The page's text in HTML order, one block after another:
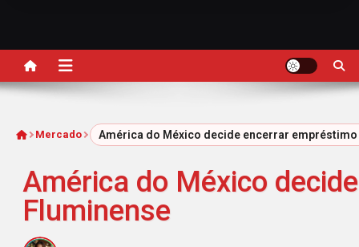
InícioMercado América do México decide encerrar
América do México
Fluminense